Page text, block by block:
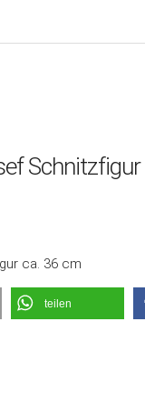
ca. 36 cm
teilen